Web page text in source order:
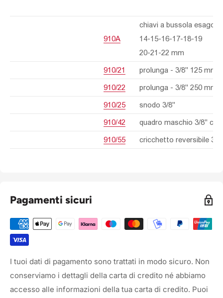
910A
chiavi a bussola
14-15-16-17-18-19
20-21-22 mm
910/21 prolunga - 3/8" 125 mm
910/22 prolunga - 3/8" 250 mm
910/25 snodo 3/8"
910/42 quadro maschio 3/8"
910/55 cricchetto reversibile 3/
Pagamenti sicuri
I tuoi dati di pagamento sono trattati in modo sicuro. Non
conserviamo i dettagli della carta di credito né abbiamo
accesso alle informazioni della tua carta di credito. Puoi